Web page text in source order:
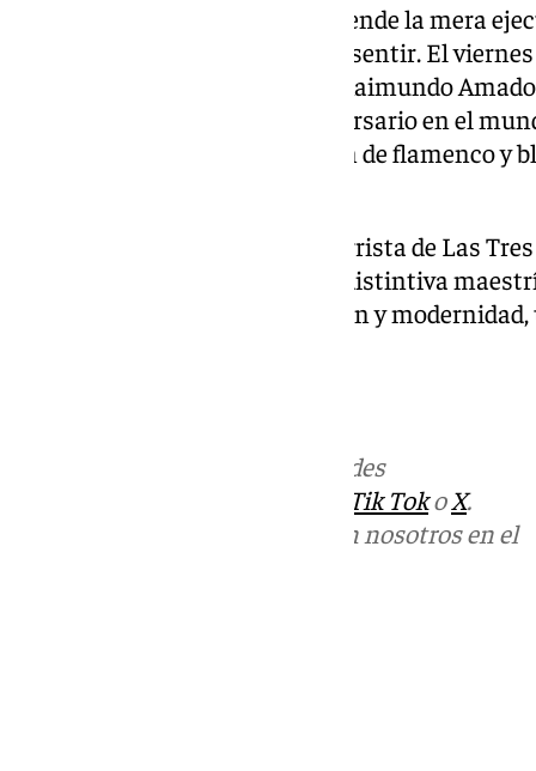
«Con una intensidad que trasciende la mera
flamenco es una forma de ser y sentir. El
vivirá una noche vibrante con Raimundo
de ellos, que celebra su 60 aniversario en el
celebración de su icónica fusión de flamenco y
Emilio Caracafé, virtuoso guitarrista de Las
‘Emilio Caracafé y su gente’ su distintiva
promete una mezcla de tradición y
en las redes
Tik TokoX.
Puedes ponerte en contacto con nosotros en el